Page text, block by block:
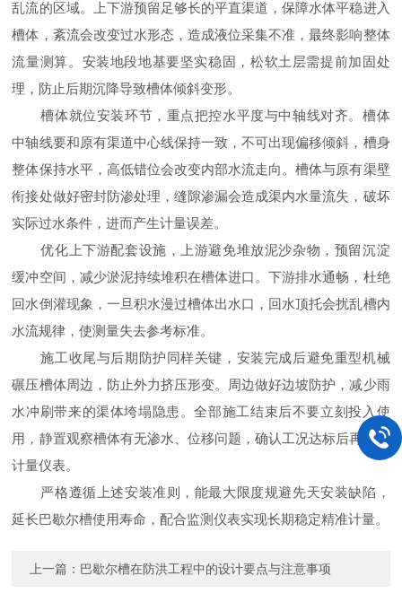
乱流的区域。上下游预留足够长的平直渠道，保障水体平稳进入
槽体，紊流会改变过水形态，造成液位采集不准，最终影响整体
流量测算。安装地段地基要坚实稳固，松软土层需提前加固处
理，防止后期沉降导致槽体倾斜变形。
槽体就位安装环节，重点把控水平度与中轴线对齐。槽体
中轴线要和原有渠道中心线保持一致，不可出现偏移倾斜，槽身
整体保持水平，高低错位会改变内部水流走向。槽体与原有渠壁
衔接处做好密封防渗处理，缝隙渗漏会造成渠内水量流失，破坏
实际过水条件，进而产生计量误差。
优化上下游配套设施，上游避免堆放泥沙杂物，预留沉淀
缓冲空间，减少淤泥持续堆积在槽体进口。下游排水通畅，杜绝
回水倒灌现象，一旦积水漫过槽体出水口，回水顶托会扰乱槽内
水流规律，使测量失去参考标准。
施工收尾与后期防护同样关键，安装完成后避免重型机械
碾压槽体周边，防止外力挤压形变。周边做好边坡防护，减少雨
水冲刷带来的渠体垮塌隐患。全部施工结束后不要立刻投入使
用，静置观察槽体有无渗水、位移问题，确认工况达标后再配套
计量仪表。
严格遵循上述安装准则，能最大限度规避先天安装缺陷，
延长巴歇尔槽使用寿命，配合监测仪表实现长期稳定精准计量。
上一篇： 巴歇尔槽在防洪工程中的设计要点与注意事项